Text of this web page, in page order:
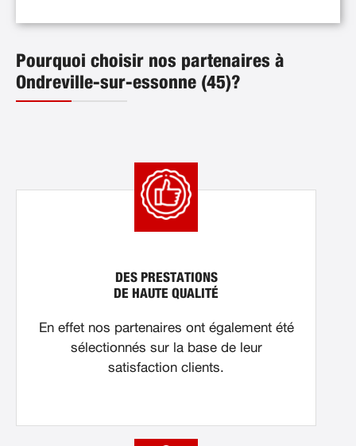
Pourquoi choisir nos partenaires à
Ondreville-sur-essonne (45)?
DES PRESTATIONS
DE HAUTE QUALITÉ
En effet nos partenaires ont également été
sélectionnés sur la base de leur
satisfaction clients.